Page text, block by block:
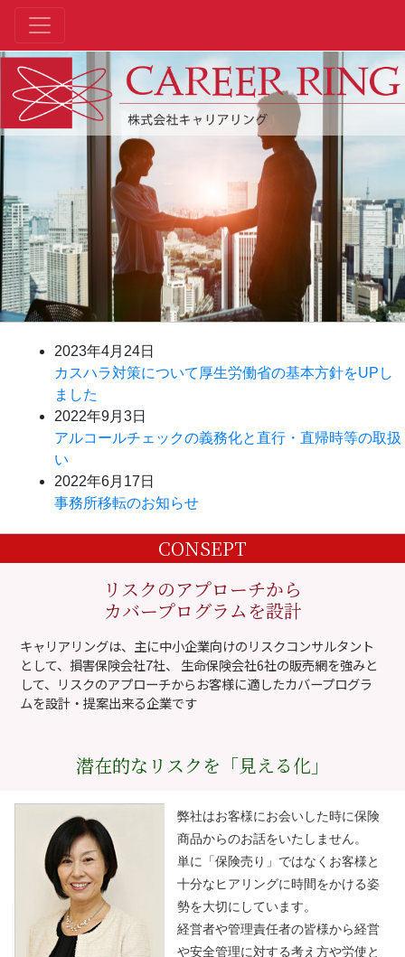
2023年4月24日
カスハラ対策について厚生労働省の基本方針をUPし
ました
2022年9月3日
アルコールチェックの義務化と直行・直帰時等の取扱
い
2022年6月17日
事務所移転のお知らせ
CONSEPT
リスクのアプローチから
カバープログラムを設計
キャリアリングは、主に中小企業向けのリスクコンサルタント
として、損害保険会社7社、 生命保険会社6社の販売網を強みと
して、リスクのアプローチからお客様に適したカバープログラ
ムを設計・提案出来る企業です
潜在的なリスクを「見える化」
弊社はお客様にお会いした時に保険
商品からのお話をいたしません。
単に「保険売り」ではなくお客様と
十分なヒアリングに時間をかける姿
勢を大切にしています。
経営者や管理責任者の皆様から経営
や安全管理に対する考え方や労使と